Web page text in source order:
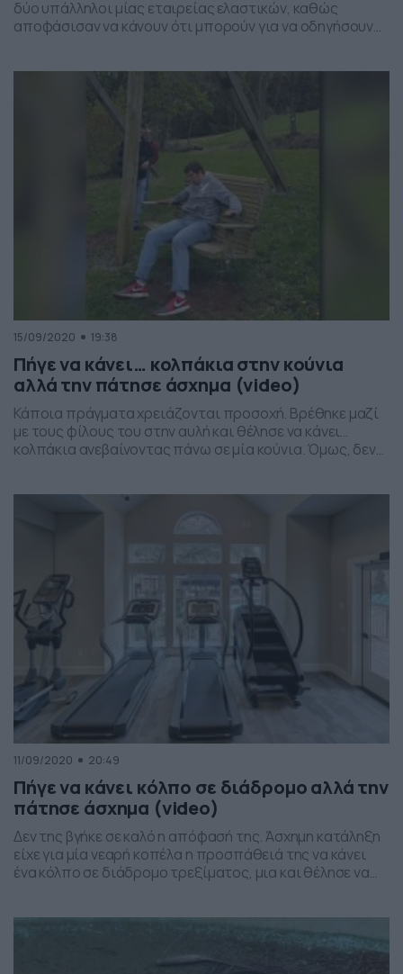
δύο υπάλληλοι μίας εταιρείας ελαστικών, καθώς
αποφάσισαν να κάνουν ότι μπορούν για να οδηγήσουν
αναφέρουν στα social media, οι προσπάθειές τους δεν
πρόκειται να… σταματήσουν με τίποτα, καθώς […]
15/09/2020 19:38
Πήγε να κάνει… κολπάκια στην κούνια
αλλά την πάτησε άσχημα (video)
Κάποια πράγματα χρειάζονται προσοχή. Βρέθηκε μαζί
με τους φίλους του στην αυλή και θέλησε να κάνει…
κολπάκια ανεβαίνοντας πάνω σε μία κούνια. Όμως, δεν
βρέθηκε στο κέντρο της κούνιας και ζήτησε από τους
φίλους του να την γυρίσουν, προκειμένου να αρχίσει […]
11/09/2020 20:49
Πήγε να κάνει κόλπο σε διάδρομο αλλά την
πάτησε άσχημα (video)
Δεν της βγήκε σε καλό η απόφασή της. Άσχημη κατάληξη
είχε για μία νεαρή κοπέλα η προσπάθειά της να κάνει
ένα κόλπο σε διάδρομο τρεξίματος, μια και θέλησε να